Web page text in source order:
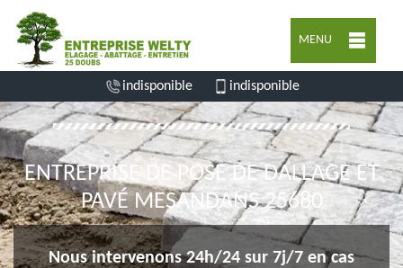
MENU
indisponible indisponible
ENTREPRISE DE POSE DE DALLAGE ET
PAVÉ MESANDANS 25680
Nous intervenons 24h/24 sur 7j/7 en cas